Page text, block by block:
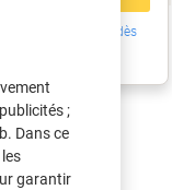
Inscrivez-vous dès
0
;
Dans ce
garantir